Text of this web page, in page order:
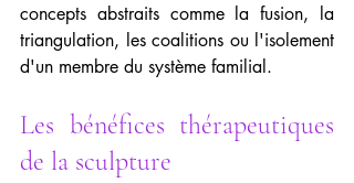
concepts abstraits comme la fusion, la
triangulation, les coalitions ou l'isolement
d'un membre du système familial.
Les bénéfices thérapeutiques
de la sculpture